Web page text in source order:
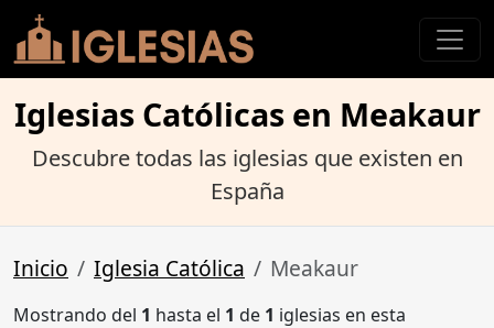
Iglesias Católicas en Meakaur
Descubre todas las iglesias que existen en
España
Inicio Iglesia Católica Meakaur
Mostrando del 1 hasta el 1 de 1 iglesias en esta